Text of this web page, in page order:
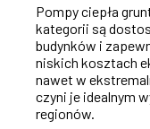
Pompy ciepła
kategorii są
budynków i
niskich kosztach
nawet w
czyni je idealnym
regionów.